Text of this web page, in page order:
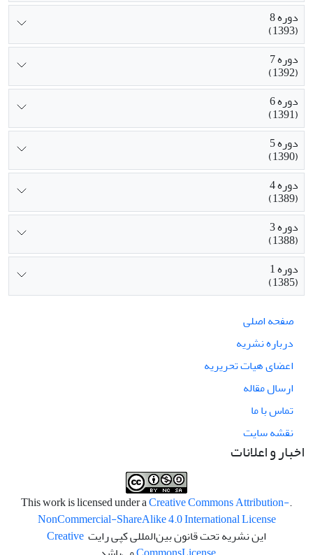
دوره 8
(1393)
دوره 7
(1392)
دوره 6
(1391)
دوره 5
(1390)
دوره 4
(1389)
دوره 3
(1388)
دوره 1
(1385)
صفحه اصلی
درباره نشریه
اعضای هیات تحریریه
ارسال مقاله
تماس با ما
نقشه سایت
اخبار و اعلانات
.This work is licensed under a
Creative Commons Attribution-
NonCommercial-ShareAlike 4.0 International License
این نشریه تحت قانون بین‌المللی کپی رایت Creative